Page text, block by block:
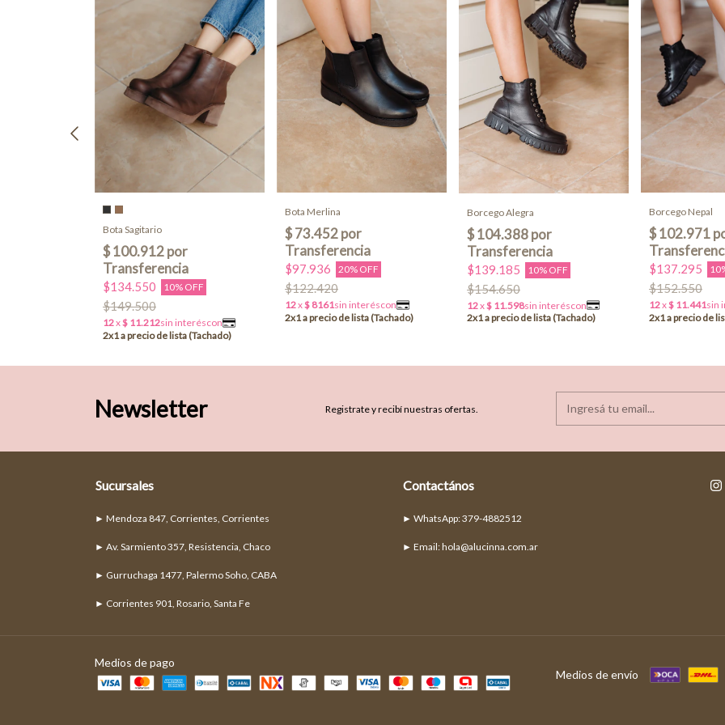
Bota Sagitario
$134.550 10% OFF
$149.500
Bota Merlina
$97.936 20% OFF
$122.420
Borcego Alegra
$139.185 10% OFF
$154.650
Borcego Nepal
$137.295
$152.550
Newsletter Registrate y recibí nuestras ofertas.
Sucursales
► Mendoza 847, Corrientes, Corrientes
► Av. Sarmiento 357, Resistencia, Chaco
► Gurruchaga 1477, Palermo Soho, CABA
► Corrientes 901, Rosario, Santa Fe
Contactános
► Email:hola@alucinna.com.ar
Medios de pago
Medios de envío